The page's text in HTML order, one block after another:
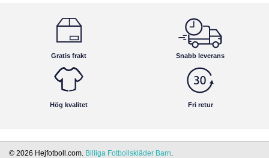
Gratis frakt Snabb leverans
Hög kvalitet Fri retur
© 2026 Hejfotboll.com. Billiga Fotbollskläder Barn.